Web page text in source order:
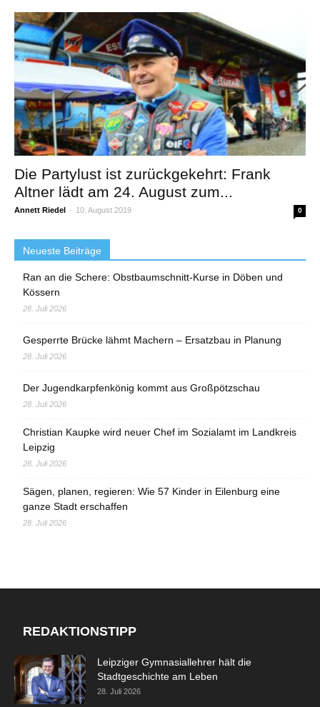
Die Partylust ist zurückgekehrt: Frank
Altner lädt am 24. August zum...
Annett Riedel - 10. August 2019 0
Neueste Beiträge
Ran an die Schere: Obstbaumschnitt-Kurse in Döben und
Kössern
28. Juli 2026
Gesperrte Brücke lähmt Machern – Ersatzbau in Planung
28. Juli 2026
Der Jugendkarpfenkönig kommt aus Großpötzschau
28. Juli 2026
Christian Kaupke wird neuer Chef im Sozialamt im Landkreis
Leipzig
28. Juli 2026
Sägen, planen, regieren: Wie 57 Kinder in Eilenburg eine
ganze Stadt erschaffen
28. Juli 2026
REDAKTIONSTIPP
Leipziger Gymnasiallehrer hält die
Stadtgeschichte am Leben
28. Juli 2026